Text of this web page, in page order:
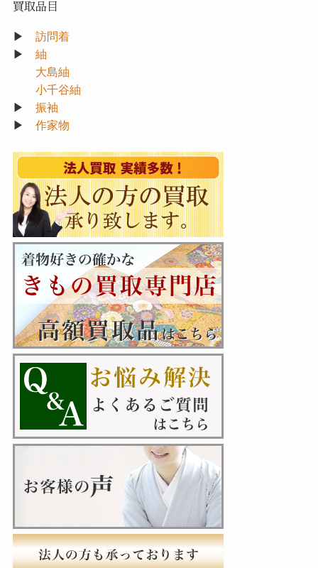
買取品目
▶ 訪問着
▶ 紬
大島紬
小千谷紬
▶ 振袖
▶ 作家物